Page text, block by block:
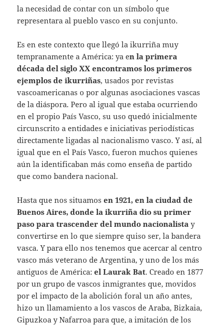
la necesidad de contar con un símbolo que
representara al pueblo vasco en su conjunto.
Es en este contexto que llegó la ikurriña muy
tempranamente a América: ya en la primera
década del siglo XX encontramos los primeros
ejemplos de ikurriñas, usados por revistas
vascoamericanas o por algunas asociaciones vascas
de la diáspora. Pero al igual que estaba ocurriendo
en el propio País Vasco, su uso quedó inicialmente
circunscrito a entidades e iniciativas periodísticas
directamente ligadas al nacionalismo vasco. Y así, al
igual que en el País Vasco, fueron muchos quienes
aún la identificaban más como enseña de partido
que como bandera nacional.
Hasta que nos situamosen 1921, en la ciudad de
Buenos Aires, donde la ikurriña dio su primer
paso para trascender del mundo nacionalista y
convertirse en lo que siempre quiso ser, la bandera
vasca. Y para ello nos tenemos que acercar al centro
vasco más veterano de Argentina, y uno de los más
antiguos de América:el Laurak Bat. Creado en 1877
por un grupo de vascos inmigrantes que, movidos
por el impacto de la abolición foral un año antes,
hizo un llamamiento a los vascos de Araba, Bizkaia,
Gipuzkoa y Nafarroa para que, a imitación de los